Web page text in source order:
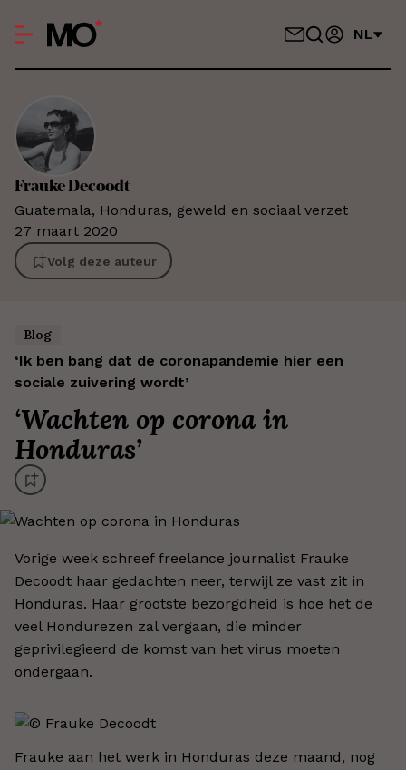
NL
FraukeDecoodt
Guatemala, Honduras, geweld en sociaal verzet
27 maart 2020
Volg deze auteur
Blog
‘Ik ben bang dat de coronapandemie hier een
sociale zuivering wordt’
‘Wachten op corona in
Honduras’
Vorige week schreef freelance journalist Frauke
Decoodt haar gedachten neer, terwijl ze vast zit in
Honduras. Haar grootste bezorgdheid is hoe het de
veel Hondurezen zal vergaan, die minder
geprivilegieerd de komst van het virus moeten
ondergaan.
Frauke aan het werk in Honduras deze maand, nog